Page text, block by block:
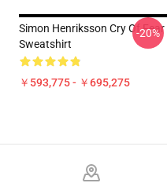
Simon Henriksson Cry Of Fear
Sweatshirt
￥593,775 - ￥695,275
-20%